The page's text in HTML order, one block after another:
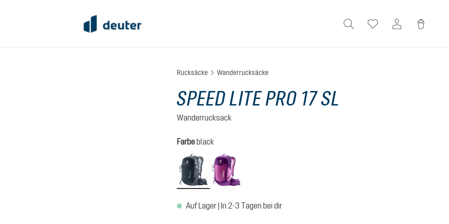
Rucksäcke Wanderrucksäcke
SPEED LITE PRO 17 SL
Wanderrucksack
Farbeauswählen
black
black
Auf Lager | In 2-3 Tagen bei dir